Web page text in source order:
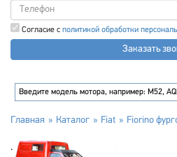
Согласие с политикой обработки
Заказать
Главная Каталог Fiat Fiorino